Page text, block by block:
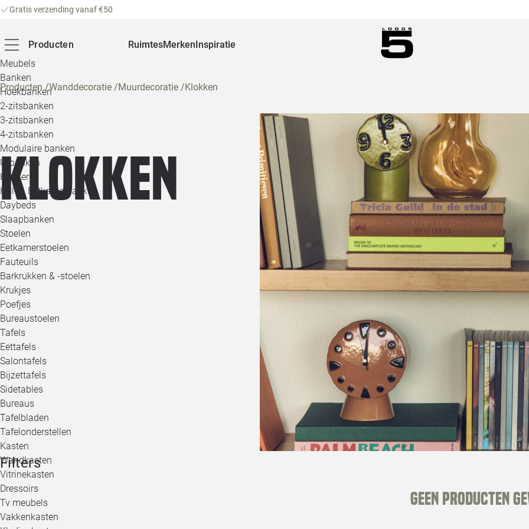
Gratis verzending vanaf €50
Producten
Meubels
Banken
Hoekbanken
2-zitsbanken
3-zitsbanken
4-zitsbanken
Modulaire banken
U-banken
Hockers
Hal- & Eetkamerbanken
Daybeds
Slaapbanken
Stoelen
Eetkamerstoelen
Fauteuils
Barkrukken & -stoelen
Krukjes
Poefjes
Bureaustoelen
Tafels
Eettafels
Salontafels
Bijzettafels
Sidetables
Bureaus
Tafelbladen
Tafelonderstellen
Kasten
Wandkasten
Vitrinekasten
Dressoirs
Tv meubels
Vakkenkasten
RuimtesMerkenInspiratie
Producten/Wanddecoratie /Muurdecoratie /Klokken
Klokken
Filters
Geen producten